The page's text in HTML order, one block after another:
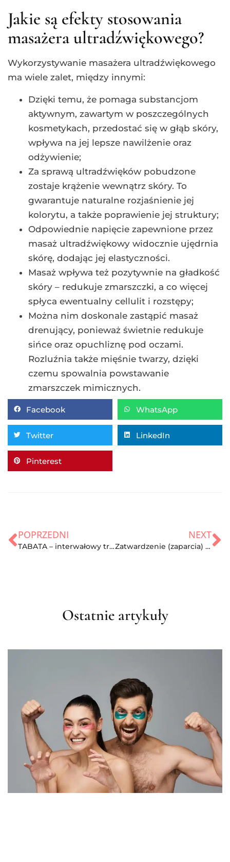
Jakie są efekty stosowania
masażera ultradźwiękowego?
Wykorzystywanie masażera ultradźwiękowego
ma wiele zalet, między innymi:
Dzięki temu, że pomaga substancjom
aktywnym, zawartym w poszczególnych
kosmetykach, przedostać się w głąb skóry,
wpływa na jej lepsze nawilżenie oraz
odżywienie;
Za sprawą ultradźwięków pobudzone
zostaje krążenie wewnątrz skóry. To
gwarantuje naturalne rozjaśnienie jej
kolorytu, a także poprawienie jej struktury;
Odpowiednie napięcie zapewnione przez
masaż ultradźwiękowy widocznie ujędrnia
skórę, dodając jej elastyczności.
Masaż wpływa też pozytywnie na gładkość
skóry – redukuje zmarszczki, a co więcej
spłyca ewentualny cellulit i rozstępy;
Można nim doskonale zastąpić masaż
drenujący, ponieważ świetnie redukuje
sińce oraz opuchliznę pod oczami.
Rozluźnia także mięśnie twarzy, dzięki
czemu spowalnia powstawanie
zmarszczek mimicznych.
Facebook WhatsApp
Twitter LinkedIn
Pinterest
POPRZEDNI
TABATA – interwałowy trening metaboliczny
NEXT
Zatwardzenie (zaparcia) – 5 skutecznych sposobów na zatwardzenie!
Ostatnie artykuły